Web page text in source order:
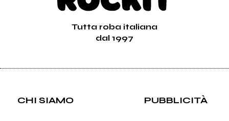
Tutta roba italiana
dal 1997
CHI SIAMO PUBBLICITÀ